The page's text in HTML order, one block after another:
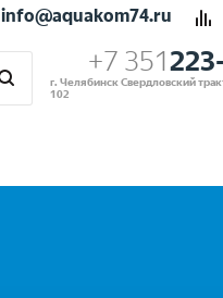
info@aquakom74.ru
+7 351
г. Челябинск Свердловский
102